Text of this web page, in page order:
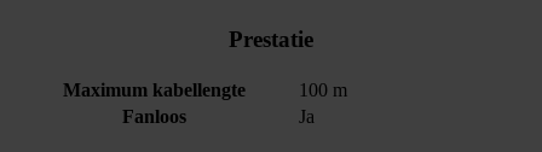
Prestatie
Maximum kabellengte
100 m
Fanloos
Ja